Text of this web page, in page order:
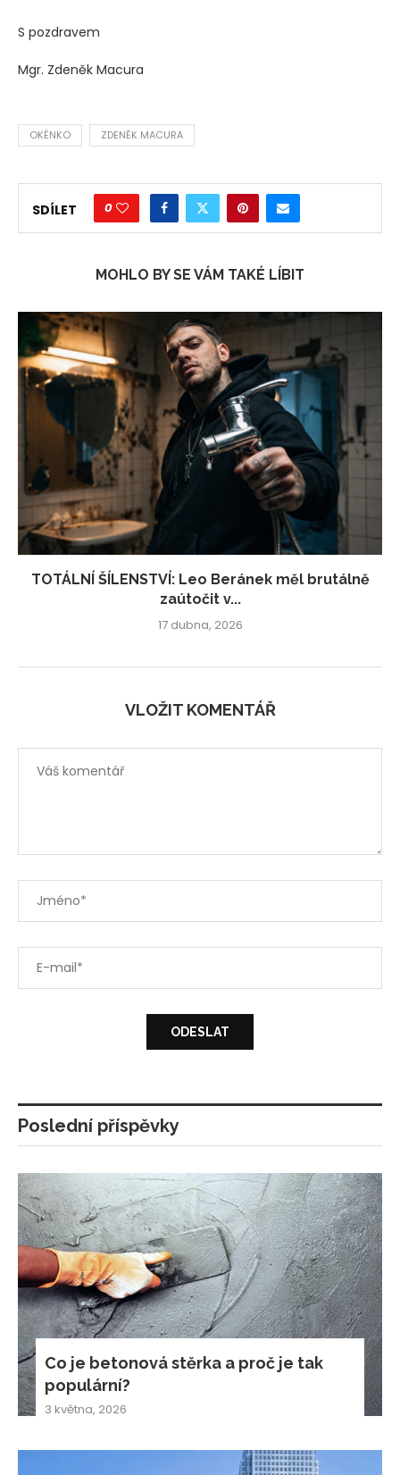
S pozdravem
Mgr. Zdeněk Macura
OKÉNKO ZDENĚK MACURA
SDÍLET 0
MOHLO BY SE VÁM TAKÉ LÍBIT
TOTÁLNÍ ŠÍLENSTVÍ: Leo Beránek měl brutálně
zaútočit v...
17 dubna, 2026
VLOŽIT KOMENTÁŘ
Poslední příspěvky
Co je betonová stěrka a proč je tak
populární?
3 května, 2026